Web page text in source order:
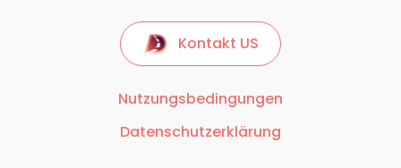
Kontakt US
Nutzungsbedingungen
Datenschutzerklärung